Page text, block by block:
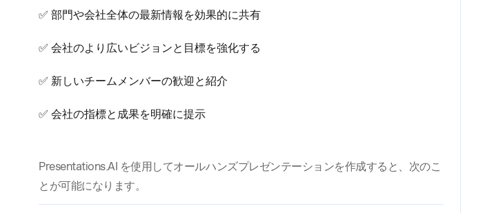
✅ 部門や会社全体の最新情報を効果的に共有
✅ 会社のより広いビジョンと目標を強化する
✅ 新しいチームメンバーの歓迎と紹介
✅ 会社の指標と成果を明確に提示
Presentations.AI を使用してオールハンズプレゼンテーションを作成すると、次のこ
とが可能になります。